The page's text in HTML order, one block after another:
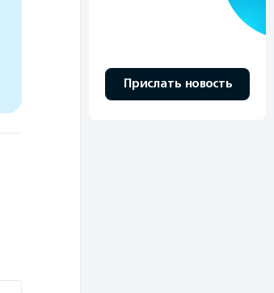
Прислать новость